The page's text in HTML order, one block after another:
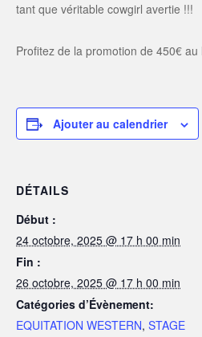
tant que véritable cowgirl avertie !!!
Profitez de la promotion de 450€
Ajouter au calendrier
DÉTAILS
Début :
24 octobre, 2025 @ 17 h 00 min
Fin :
26 octobre, 2025 @ 17 h 00 min
Catégories d’Évènement:
EQUITATION WESTERN, STAGE